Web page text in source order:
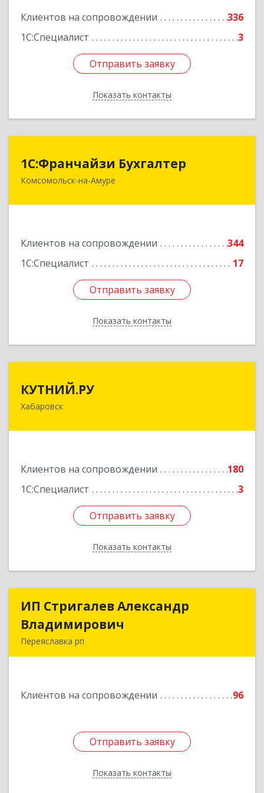
Клиентов на сопровождении
336
1С:Специалист
3
Отправить заявку
Показать контакты
Отправить заявку
Назад
1С:Франчайзи Бухгалтер
Комсомольск-на-Амуре
Клиентов на сопровождении
344
1С:Специалист
17
Отправить заявку
Показать контакты
1С:Франчайзи Бухгалтер
681000, Хабаровский край, Комсомольск-на-
Подробнее
Отправить заявку
Назад
КУТНИЙ.РУ
Хабаровск
Клиентов на сопровождении
180
1С:Специалист
3
Отправить заявку
Показать контакты
680007, Хабаровский край, Хабаровск г,
Отправить заявку
Назад
ИП Стригалев Александр
Владимирович
Переяславка рп
Клиентов на сопровождении 96
Отправить заявку
Показать контакты
ИП Стригалев Александр
Подробнее
Отправить заявку
Назад